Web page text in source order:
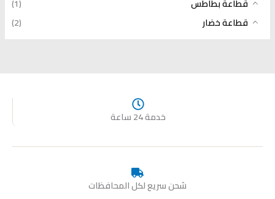
قطاعة بطاطس
(1)
قطاعة خضار
(2)
خدمة 24 ساعة
شحن سريع لكل المحافظات